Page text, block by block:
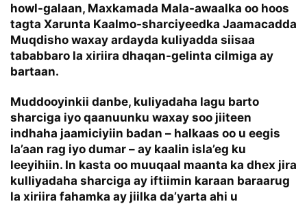
howl-galaan, Maxkamada Mala-awaalka oo hoos
tagta Xarunta Kaalmo-sharciyeedka Jaamacadda
Muqdisho waxay ardayda kuliyadda siisaa
tababbaro la xiriira dhaqan-gelinta cilmiga ay
bartaan.
Muddooyinkii danbe, kuliyadaha lagu barto
sharciga iyo qaanuunku waxay soo jiiteen
indhaha jaamiciyiin badan – halkaas oo u eegis
la’aan rag iyo dumar – ay kaalin isla’eg ku
leeyihiin. In kasta oo muuqaal maanta ka dhex jira
kulliyadaha sharciga ay iftiimin karaan baraarug
la xiriira fahamka ay jiilka da’yarta ahi u